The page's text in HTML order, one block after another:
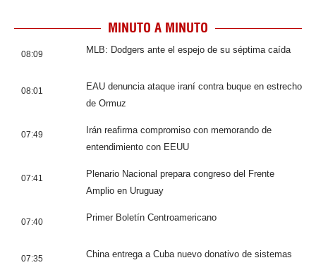
MINUTO A MINUTO
08:09 MLB: Dodgers ante el espejo de su séptima caída
08:01
EAU denuncia ataque iraní contra buque en estrecho
de Ormuz
07:49
Irán reafirma compromiso con memorando de
entendimiento con EEUU
07:41
Plenario Nacional prepara congreso del Frente
Amplio en Uruguay
07:40 Primer Boletín Centroamericano
07:35
China entrega a Cuba nuevo donativo de sistemas